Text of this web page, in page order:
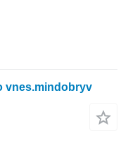
vnes.mindobryv